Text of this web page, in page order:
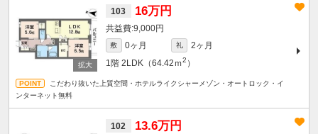
103 16万円
9,000円
敷 0ヶ月 礼
2ヶ月
1階 2LDK（64.42ｍ2 ）
こだわり抜いた上質空間・ホテルライクシャーメゾン・オートロック・イ
ンターネット無料
102 13.6万円